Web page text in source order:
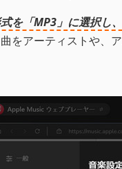
を「MP3」に選択し
をアーティストや、